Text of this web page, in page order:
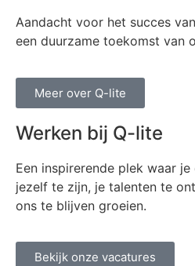
Aandacht voor het succes
een duurzame toekomst van
Meer over Q-lite
Werken bij Q-lite
Een inspirerende plek waar
jezelf te zijn, je talenten te
ons te blijven groeien.
Bekijk onze vacatures